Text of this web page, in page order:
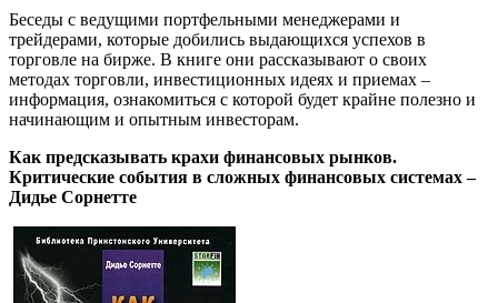
Беседы с ведущими портфельными менеджерами и
трейдерами, которые добились выдающихся успехов в
торговле на бирже. В книге они рассказывают о своих
методах торговли, инвестиционных идеях и приемах –
информация, ознакомиться с которой будет крайне полезно и
начинающим и опытным инвесторам.
Как предсказывать крахи финансовых рынков.
Критические события в сложных финансовых системах –
Дидье Сорнетте